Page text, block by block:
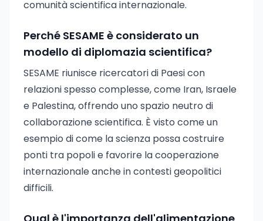
comunità scientifica internazionale.
Perché SESAME è considerato un
modello di diplomazia scientifica?
SESAME riunisce ricercatori di Paesi con
relazioni spesso complesse, come Iran, Israele
e Palestina, offrendo uno spazio neutro di
collaborazione scientifica. È visto come un
esempio di come la scienza possa costruire
ponti tra popoli e favorire la cooperazione
internazionale anche in contesti geopolitici
difficili.